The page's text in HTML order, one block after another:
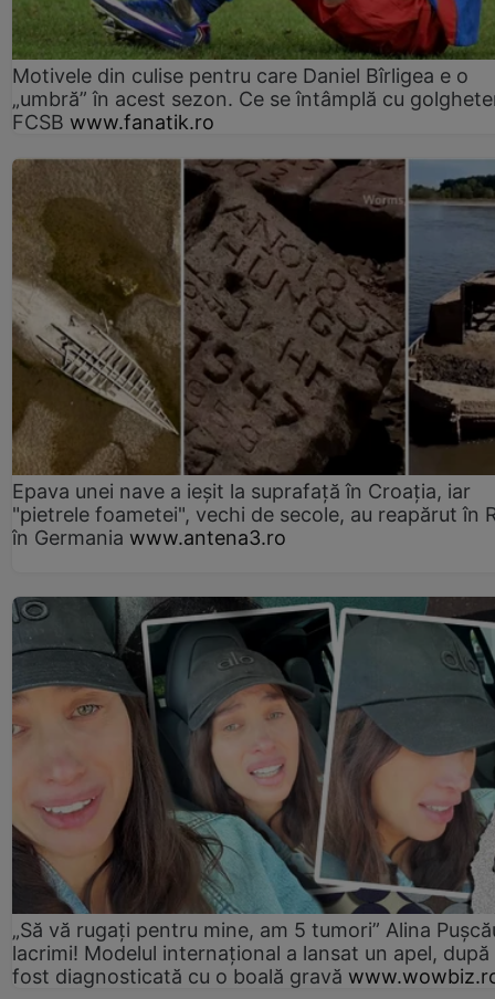
Motivele din culise pentru care Daniel Bîrligea e o
„umbră” în acest sezon. Ce se întâmplă cu
FCSB www.fanatik.ro
Epava unei nave a ieșit la suprafață în Croația, iar
"pietrele foametei", vechi de secole, au reapărut în
în Germania www.antena3.ro
„Să vă rugați pentru mine, am 5 tumori” Alina
lacrimi! Modelul internațional a lansat un apel, după
fost diagnosticată cu o boală gravă